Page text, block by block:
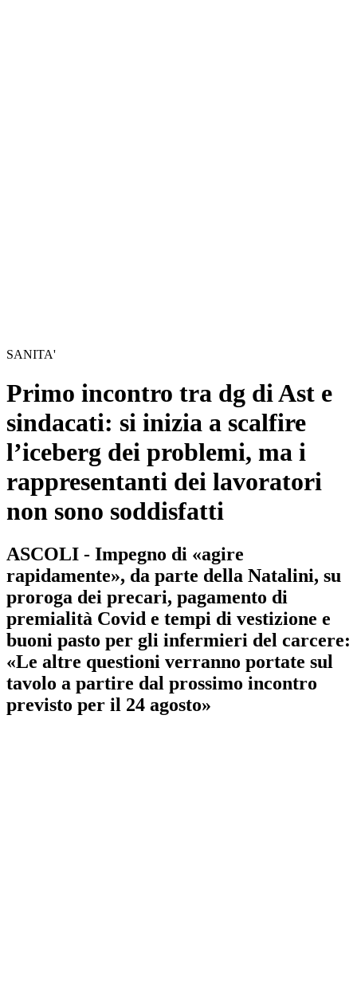
SANITA'
Primo incontro tra dg di Ast e
sindacati: si inizia a scalfire
l’iceberg dei problemi, ma i
rappresentanti dei lavoratori
non sono soddisfatti
ASCOLI - Impegno di «agire
rapidamente», da parte della Natalini, su
proroga dei precari, pagamento di
premialità Covid e tempi di vestizione e
buoni pasto per gli infermieri del carcere:
«Le altre questioni verranno portate sul
tavolo a partire dal prossimo incontro
previsto per il 24 agosto»